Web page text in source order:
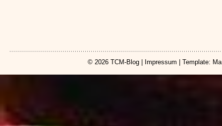
© 2026 TCM-Blog| Impressum | Template: